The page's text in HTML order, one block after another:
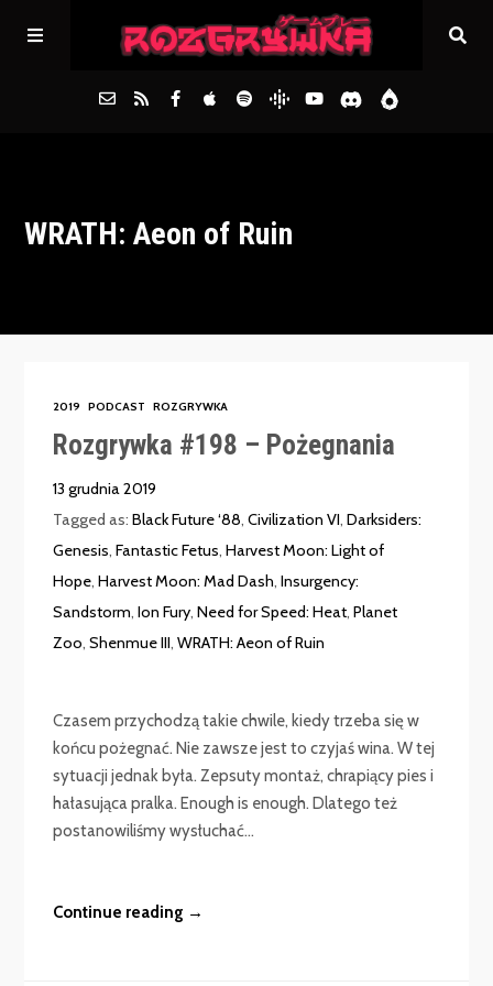
Archiwum
WRATH: Aeon of Ruin
2019 PODCAST ROZGRYWKA
Rozgrywka #198 – Pożegnania
13 grudnia 2019
Tagged as:Black Future ‘88,Civilization VI,Darksiders:
Genesis,Fantastic Fetus,Harvest Moon: Light of
Hope,Harvest Moon: Mad Dash,Insurgency:
Sandstorm,Ion Fury,Need for Speed: Heat,Planet
Zoo,Shenmue III,WRATH: Aeon of Ruin
Czasem przychodzą takie chwile, kiedy trzeba się w
końcu pożegnać. Nie zawsze jest to czyjaś wina. W tej
sytuacji jednak była. Zepsuty montaż, chrapiący pies i
hałasująca pralka. Enough is enough. Dlatego też
postanowiliśmy wysłuchać...
Continue reading →